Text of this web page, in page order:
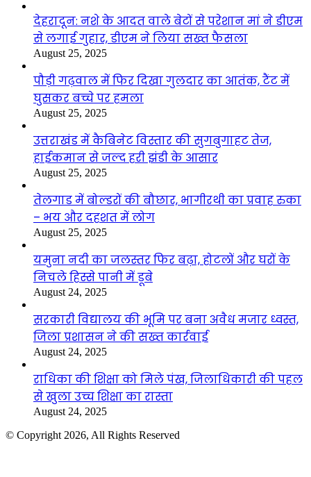
देहरादून: नशे के आदत वाले बेटों से परेशान मां ने डीएम
से लगाई गुहार, डीएम ने लिया सख्त फैसला
August 25, 2025
पौड़ी गढ़वाल में फिर दिखा गुलदार का आतंक, टैंट में
घुसकर बच्चे पर हमला
August 25, 2025
उत्तराखंड में कैबिनेट विस्तार की सुगबुगाहट तेज,
हाईकमान से जल्द हरी झंडी के आसार
August 25, 2025
तेलगाड में बोल्डरों की बौछार, भागीरथी का प्रवाह रुका
– भय और दहशत में लोग
August 25, 2025
यमुना नदी का जलस्तर फिर बढ़ा, होटलों और घरों के
निचले हिस्से पानी में डूबे
August 24, 2025
सरकारी विद्यालय की भूमि पर बना अवैध मजार ध्वस्त,
जिला प्रशासन ने की सख्त कार्रवाई
August 24, 2025
राधिका की शिक्षा को मिले पंख, जिलाधिकारी की पहल
से खुला उच्च शिक्षा का रास्ता
August 24, 2025
© Copyright 2026, All Rights Reserved